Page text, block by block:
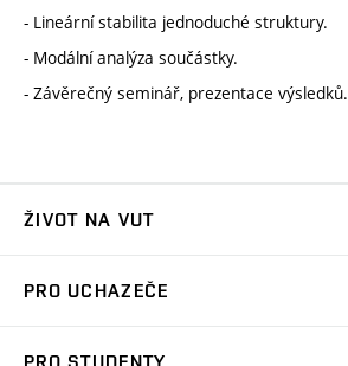
- Lineární stabilita jednoduché struktury.
- Modální analýza součástky.
- Závěrečný seminář, prezentace výsledků.
ŽIVOT NA VUT
Koleje
PRO UCHAZEČE